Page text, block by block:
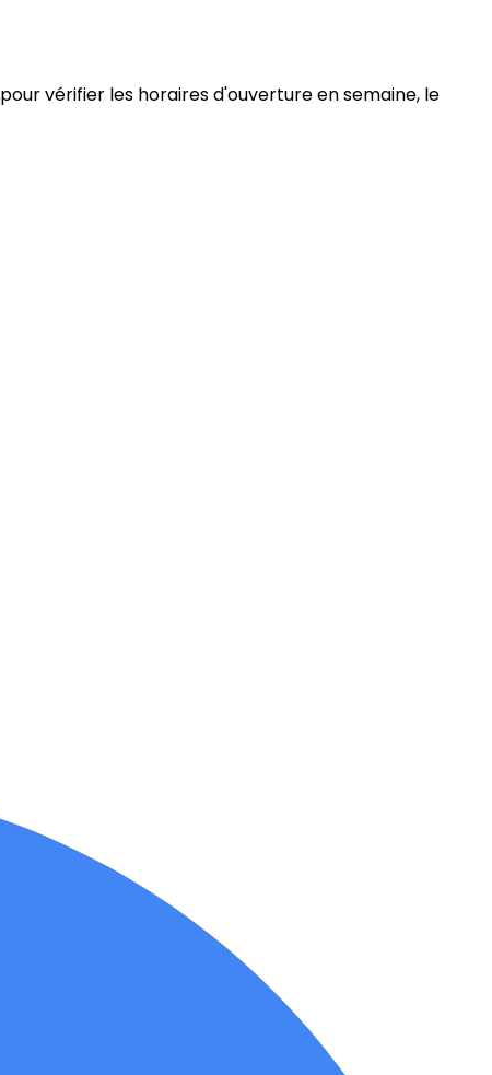
pour vérifier les horaires d'ouverture en semaine, le